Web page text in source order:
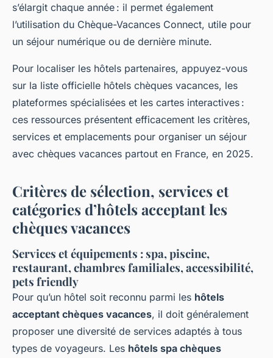
s’élargit chaque année : il permet également
l’utilisation du Chèque-Vacances Connect, utile pour
un séjour numérique ou de dernière minute.
Pour localiser les hôtels partenaires, appuyez-vous
sur la liste officielle hôtels chèques vacances, les
plateformes spécialisées et les cartes interactives :
ces ressources présentent efficacement les critères,
services et emplacements pour organiser un séjour
avec chèques vacances partout en France, en 2025.
Critères de sélection, services et
catégories d’hôtels acceptant les
chèques vacances
Services et équipements : spa, piscine,
restaurant, chambres familiales, accessibilité,
pets friendly
Pour qu’un hôtel soit reconnu parmi les hôtels
acceptant chèques vacances, il doit généralement
proposer une diversité de services adaptés à tous
types de voyageurs. Les hôtels spa chèques